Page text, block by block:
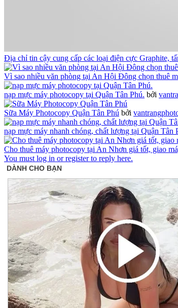
Địa chỉ tin cậy cung cấp các loại điện cực Graphite,
Vì sao nhiều văn phòng tại An Hội Đông chọn thuê
nạp mực máy photocopy tại Quận Tân Phú. bởi
Sữa Máy Photocopy Quận Tân Phú bởi
nạp mực máy nhanh chóng, chất lượng tại Quận Tân
Cho thuê máy photocopy tại An Nhơn giá tốt, giao
You must log in or register to reply here.